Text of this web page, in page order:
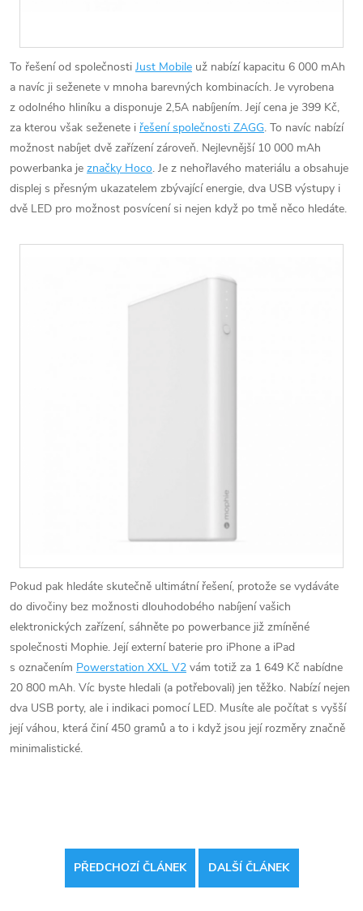
To řešení od společnosti Just Mobile už nabízí kapacitu 6 000 mAh
a navíc ji seženete v mnoha barevných kombinacích. Je vyrobena
z odolného hliníku a disponuje 2,5A nabíjením. Její cena je 399 Kč,
za kterou však seženete i řešení společnosti ZAGG. To navíc nabízí
možnost nabíjet dvě zařízení zároveň. Nejlevnější 10 000 mAh
powerbanka je značky Hoco. Je z nehořlavého materiálu a obsahuje
displej s přesným ukazatelem zbývající energie, dva USB výstupy i
dvě LED pro možnost posvícení si nejen když po tmě něco hledáte.
Pokud pak hledáte skutečně ultimátní řešení, protože se vydáváte
do divočiny bez možnosti dlouhodobého nabíjení vašich
elektronických zařízení, sáhněte po powerbance již zmíněné
společnosti Mophie. Její externí baterie pro iPhone a iPad
s označením Powerstation XXL V2 vám totiž za 1 649 Kč nabídne
20 800 mAh. Víc byste hledali (a potřebovali) jen těžko. Nabízí nejen
dva USB porty, ale i indikaci pomocí LED. Musíte ale počítat s vyšší
její váhou, která činí 450 gramů a to i když jsou její rozměry značně
minimalistické.
PŘEDCHOZÍ ČLÁNEK DALŠÍ ČLÁNEK